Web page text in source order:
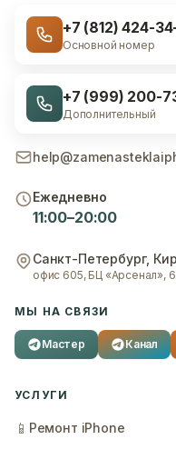
+7 (812) 424-
Основной номер
+7 (999) 200-
Дополнительный
Ежедневно
11:00–20:00
Санкт-Петербург,
офис 605, БЦ «Арсенал»,
МЫ НА СВЯЗИ
Мастер Канал
УСЛУГИ
📱 Ремонт iPhone